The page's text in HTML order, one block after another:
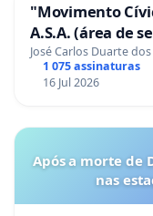
"Movimento
A.S.A. (área de
Coimbra
José Carlos Duarte
1 075 assinaturas
16 Jul 2026
Após a morte de
nas